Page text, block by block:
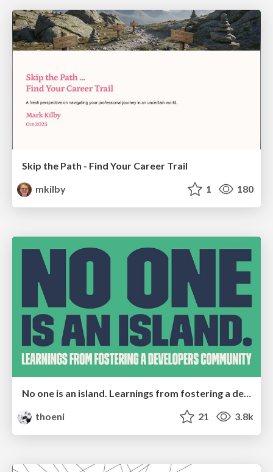
Skip the Path - Find Your Career Trail
mkilby
1 180
thoeni
21 3.8k